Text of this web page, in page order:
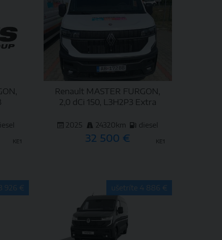
KE1
Renault MASTER FURGON,
2,0 dCi 150, L3H2P3 Extra
2025 24320km diesel
32 500 € KE1
DETAIL
926 € ušetríte 4 886 €